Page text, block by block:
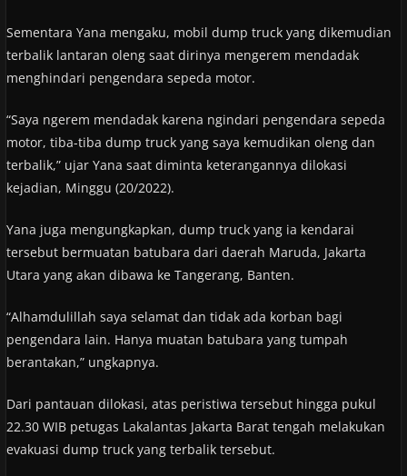
Sementara Yana mengaku, mobil dump truck yang dikemudian
terbalik lantaran oleng saat dirinya mengerem mendadak
menghindari pengendara sepeda motor.
“Saya ngerem mendadak karena ngindari pengendara sepeda
motor, tiba-tiba dump truck yang saya kemudikan oleng dan
terbalik,” ujar Yana saat diminta keterangannya dilokasi
kejadian, Minggu (20/2022).
Yana juga mengungkapkan, dump truck yang ia kendarai
tersebut bermuatan batubara dari daerah Maruda, Jakarta
Utara yang akan dibawa ke Tangerang, Banten.
“Alhamdulillah saya selamat dan tidak ada korban bagi
pengendara lain. Hanya muatan batubara yang tumpah
berantakan,” ungkapnya.
Dari pantauan dilokasi, atas peristiwa tersebut hingga pukul
22.30 WIB petugas Lakalantas Jakarta Barat tengah melakukan
evakuasi dump truck yang terbalik tersebut.